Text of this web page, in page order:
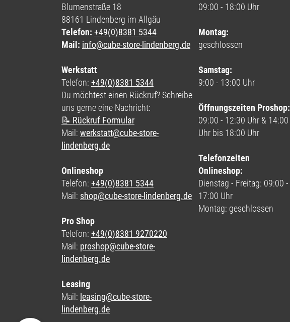
Blumenstraße 18
88161 Lindenberg im Allgäu
Telefon: +49(0)8381 5344
Mail: info@cube-store-lindenberg.de
Werkstatt
Telefon: +49(0)8381 5344
Du möchtest einen Rückruf? Schreibe
uns gerne eine Nachricht:
📝 Rückruf Formular
Mail: werkstatt@cube-store-
lindenberg.de
Onlineshop
Telefon: +49(0)8381 5344
Mail: shop@cube-store-lindenberg.de
Pro Shop
Telefon: +49(0)8381 9270220
Mail: proshop@cube-store-
lindenberg.de
Leasing
Mail: leasing@cube-store-
lindenberg.de
09:00 - 18:00 Uhr
Montag:
geschlossen
Samstag:
9:00 - 13:00 Uhr
Öffnungszeiten Proshop:
09:00 - 12:30 Uhr & 14:00
Uhr bis 18:00 Uhr
Telefonzeiten
Onlineshop:
Dienstag - Freitag: 09:00 -
17:00 Uhr
Montag: geschlossen